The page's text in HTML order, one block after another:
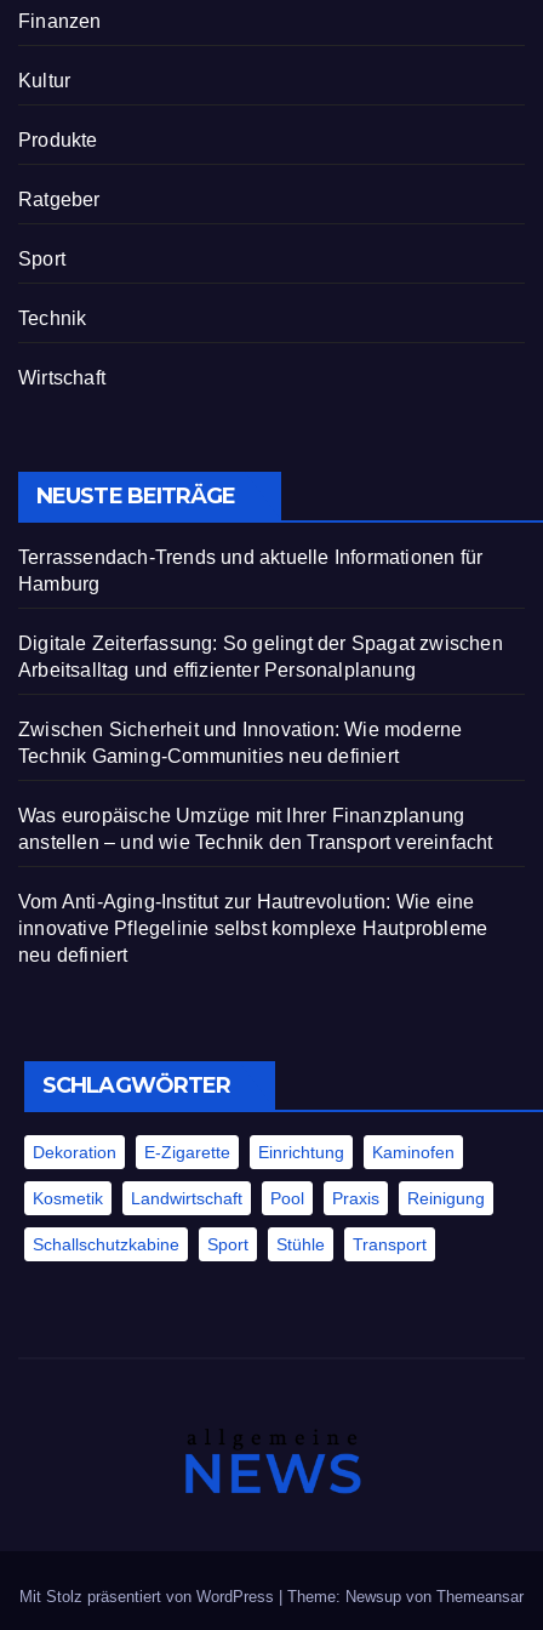
Finanzen
Kultur
Produkte
Ratgeber
Sport
Technik
Wirtschaft
NEUSTE BEITRÄGE
Terrassendach-Trends und aktuelle Informationen für
Hamburg
Digitale Zeiterfassung: So gelingt der Spagat zwischen
Arbeitsalltag und effizienter Personalplanung
Zwischen Sicherheit und Innovation: Wie moderne
Technik Gaming-Communities neu definiert
Was europäische Umzüge mit Ihrer Finanzplanung
anstellen – und wie Technik den Transport vereinfacht
Vom Anti-Aging-Institut zur Hautrevolution: Wie eine
innovative Pflegelinie selbst komplexe Hautprobleme
neu definiert
SCHLAGWÖRTER
Dekoration E-Zigarette Einrichtung Kaminofen
Kosmetik Landwirtschaft Pool Praxis Reinigung
Schallschutzkabine Sport Stühle Transport
Mit Stolz präsentiert von WordPress | Theme: Newsup von Themeansar